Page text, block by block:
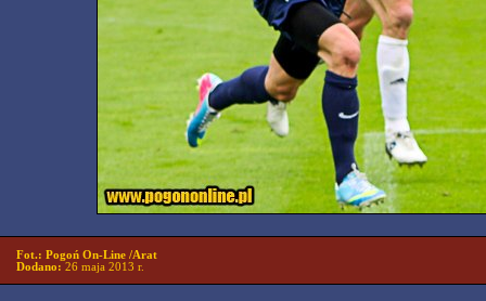
Fot.: Pogoń On-Line /Arat
Dodano: 26 maja 2013 r.